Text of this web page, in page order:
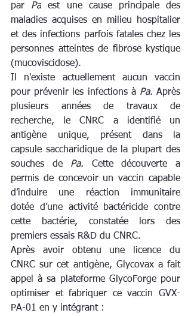
par Pa est une cause principale des
maladies acquises en milieu hospitalier
et des infections parfois fatales chez les
personnes atteintes de fibrose kystique
(mucoviscidose).
Il n'existe actuellement aucun vaccin
pour prévenir les infections à Pa. Après
plusieurs années de travaux de
recherche, le CNRC a identifié un
antigène unique, présent dans la
capsule saccharidique de la plupart des
souches de Pa. Cette découverte a
permis de concevoir un vaccin capable
d’induire une réaction immunitaire
dotée d’une activité bactéricide contre
cette bactérie, constatée lors des
premiers essais R&D du CNRC.
Après avoir obtenu une licence du
CNRC sur cet antigène, Glycovax a fait
appel à sa plateforme GlycoForge pour
optimiser et fabriquer ce vaccin GVX-
PA-01 en y intégrant :